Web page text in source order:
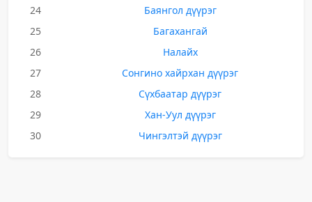
24
Баянгол дүүрэг
25
Багахангай
26
Налайх
27
Сонгино хайрхан дүүрэг
28
Сүхбаатар дүүрэг
29
Хан-Уул дүүрэг
30
Чингэлтэй дүүрэг